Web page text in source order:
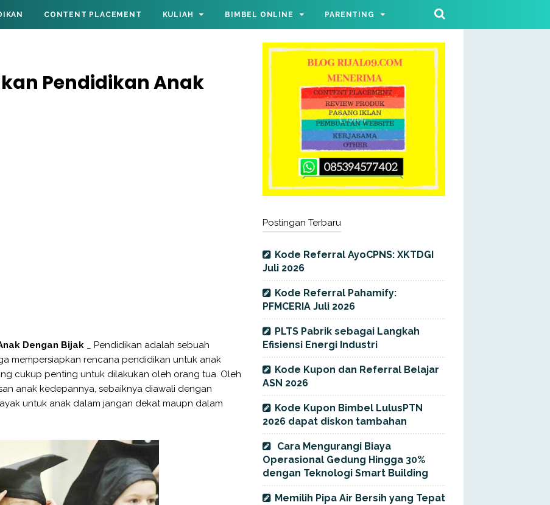
CONTENT PLACEMENT KULIAH BIMBEL ONLINE PARENTING
Pendidikan Anak
Dengan Bijak _ Pendidikan adalah sebuah
mempersiapkan rencana pendidikan untuk anak
cukup penting untuk dilakukan oleh orang tua. Oleh
anak kedepannya, sebaiknya diawali dengan
untuk anak dalam jangan dekat maupn dalam
Postingan Terbaru
Kode Referral AyoCPNS: XKTDGI
Juli 2026
Kode Referral Pahamify:
PFMCERIA Juli 2026
PLTS Pabrik sebagai Langkah
Efisiensi Energi Industri
Kode Kupon dan Referral Belajar
ASN 2026
Kode Kupon Bimbel LulusPTN
2026 dapat diskon tambahan
Cara Mengurangi Biaya
Operasional Gedung Hingga 30%
dengan Teknologi Smart Building
Memilih Pipa Air Bersih yang Tepat